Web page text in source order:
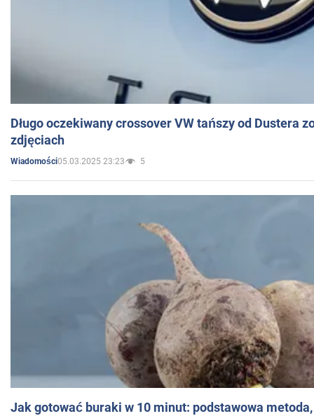
Długo oczekiwany crossover VW tańszy od Dustera
zdjęciach
Wiadomości05.03.2025 23:23 5
Jak gotować buraki w 10 minut: podstawowa